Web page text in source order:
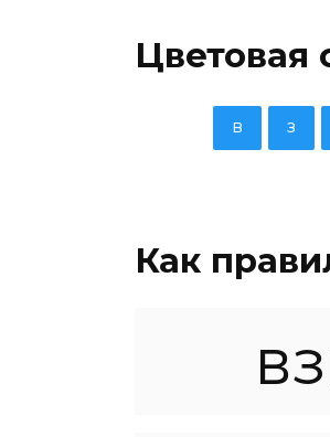
Цветовая
в з
Как